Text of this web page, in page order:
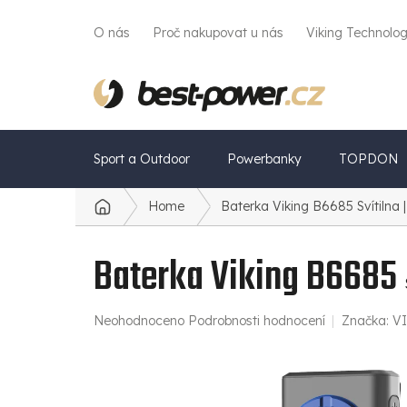
O nás Proč nakupovat u nás Viking
Sport a Outdoor Powerbanky TOPDON
Domů Home Baterka Viking B6685 Svítilna
Baterka Viking B6685
Průměrné
Neohodnoceno Podrobnosti hodnocení Značka: